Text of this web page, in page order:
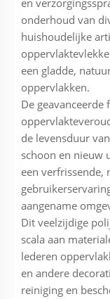
en
onderhoud van
huishoudelijke
een gladde,
oppervlakken.
De
de levensduur
schoon en nieuw
een verfrissende,
aangename
Dit veelzijdige
scala aan
lederen
en andere
reiniging en